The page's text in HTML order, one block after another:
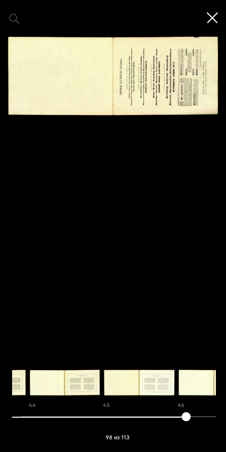
44 45 46
98 из 113